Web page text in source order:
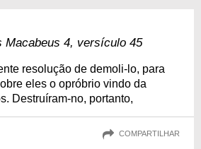
Macabeus 4, versículo 45
resolução de demoli-lo, para
eles o opróbrio vindo da
Destruíram-no, portanto,
COMPARTILHAR